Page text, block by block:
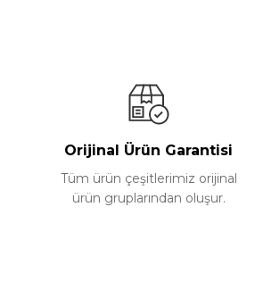
Orijinal Ürün Garantisi
Tüm ürün çeşitlerimiz orijinal
ürün gruplarından oluşur.